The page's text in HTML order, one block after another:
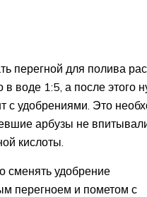
перегной для полива
в воде 1:5, а после этого
с удобрениями. Это
арбузы не
кислоты.
сменять удобрение
перегноем и пометом с